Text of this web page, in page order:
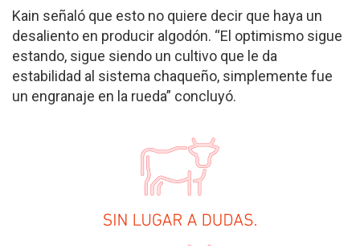
Kain señaló que esto no quiere decir que haya un
desaliento en producir algodón. “El optimismo sigue
estando, sigue siendo un cultivo que le da
estabilidad al sistema chaqueño, simplemente fue
un engranaje en la rueda” concluyó.